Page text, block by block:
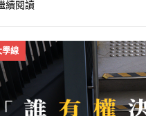
續閱讀
線